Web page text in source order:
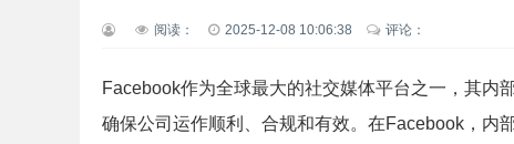
阅读： 2025-12-08 10:06:38 评论：
Facebook作为全球最大的社交媒体平台之一，其内
确保公司运作顺利、合规和有效。在Facebook，内